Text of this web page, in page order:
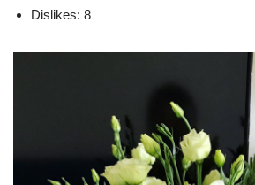
Dislikes: 8